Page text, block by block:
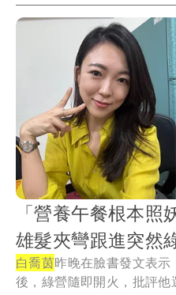
「營養午餐根本
雄髮夾彎跟進突然
白喬茵昨晚在臉書發文表
後，綠營隨即開火，批評